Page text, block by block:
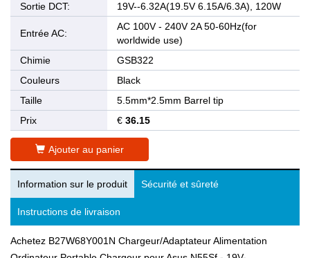
Sortie DCT:
19V--6.32A(19.5V 6.15A/6.3A), 120W
Entrée AC:
AC 100V - 240V 2A 50-60Hz(for
worldwide use)
Chimie
GSB322
Couleurs
Black
Taille
5.5mm*2.5mm Barrel tip
Prix
€ 36.15
Ajouter au panier
Information sur le produit Sécurité et sûreté
Instructions de livraison
Achetez B27W68Y001N Chargeur/Adaptateur Alimentation